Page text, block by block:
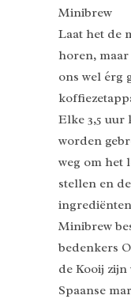
Minibrew
Laat het de
horen,
ons wel érg
Elke 3,5 uur
worden
weg om het
stellen en
Minibrew
bedenkers
de Kooij
Spaanse